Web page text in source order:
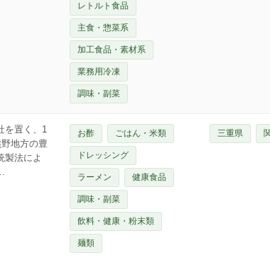
レトルト食品
主食・惣菜系
加工食品・素材系
業務用冷凍
調味・副菜
を置く、1
地方の豊
製法によ
お酢 ごはん・米類
ドレッシング
ラーメン 健康食品
調味・副菜
飲料・健康・粉末類
麺類
三重県